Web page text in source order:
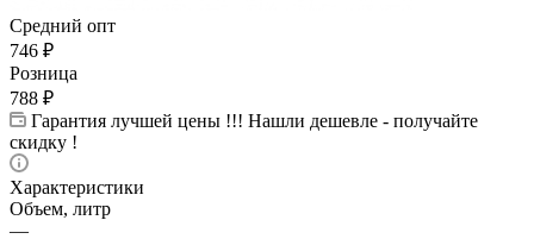
Средний опт
746 ₽
Розница
788 ₽
Гарантия лучшей цены !!! Нашли дешевле - получайте
скидку !
Характеристики
Объем, литр
—